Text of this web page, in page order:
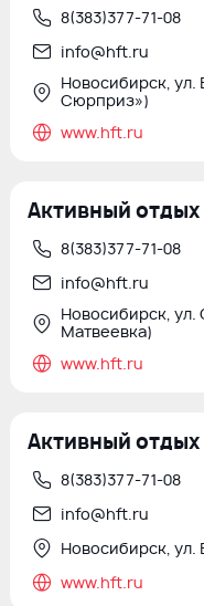
8(383)377-71-08
info@hft.ru
Новосибирск, ул.
Сюрприз»)
www.hft.ru
Активный отдых
8(383)377-71-08
info@hft.ru
Новосибирск, ул.
Матвеевка)
www.hft.ru
Активный отдых
8(383)377-71-08
info@hft.ru
Новосибирск, ул.
www.hft.ru